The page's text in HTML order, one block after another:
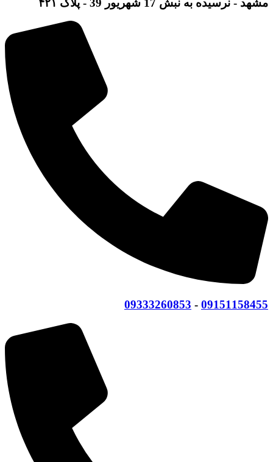
09151158455
-
09333260853